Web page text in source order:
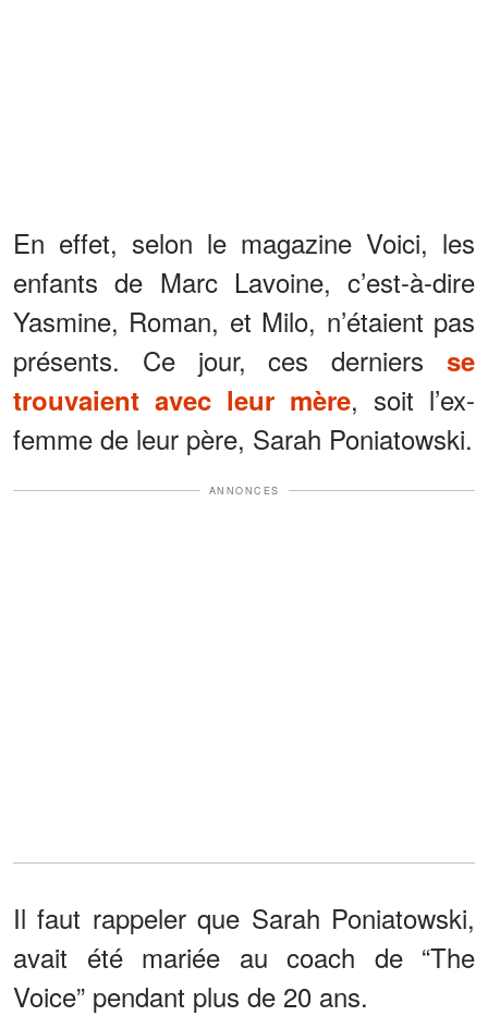
En effet, selon le magazine Voici, les
enfants de Marc Lavoine, c’est-à-dire
Yasmine, Roman, et Milo, n’étaient pas
présents. Ce jour, ces derniers se
trouvaient avec leur mère, soit l’ex-
femme de leur père, Sarah Poniatowski.
ANNONCES
Il faut rappeler que Sarah Poniatowski,
avait été mariée au coach de “The
Voice” pendant plus de 20 ans.